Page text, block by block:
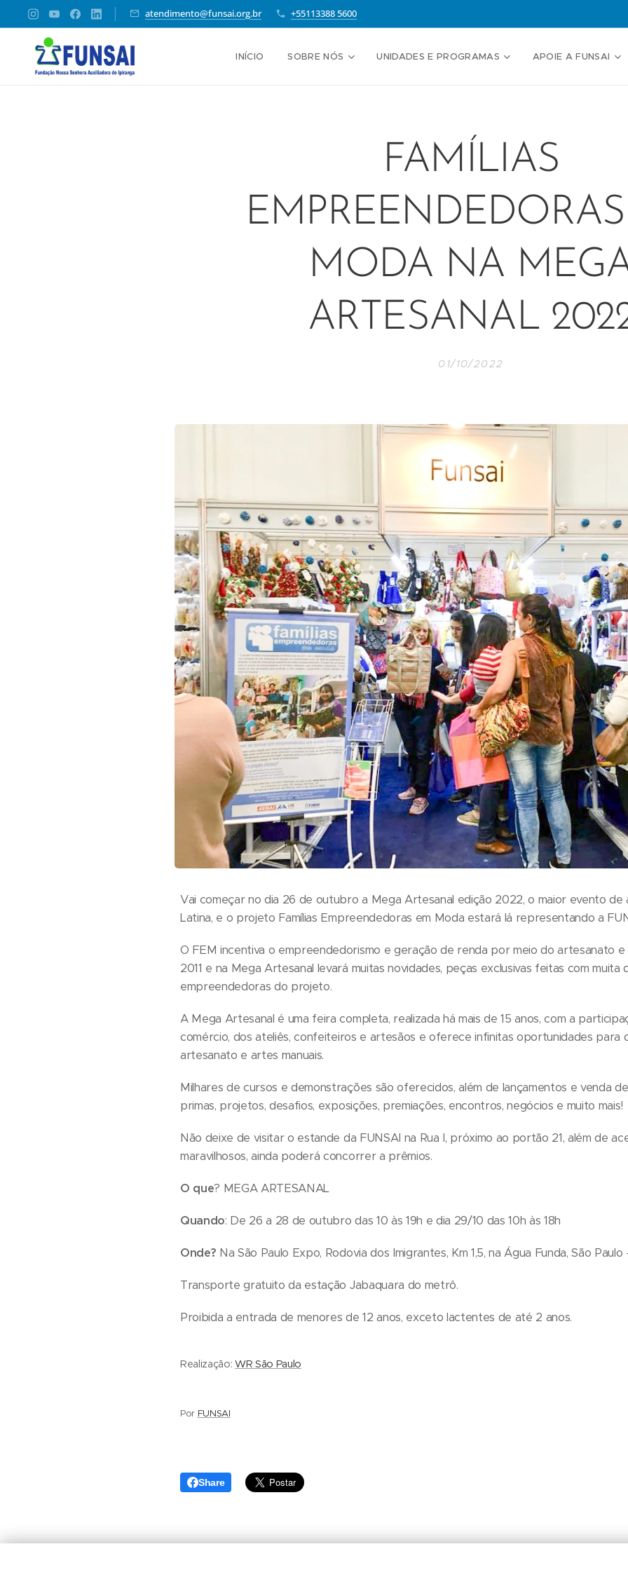
atendimento@funsai.org.br +55113388 5600
INÍCIO SOBRE NÓS UNIDADES E PROGRAMAS APOIE A FUNSAI
FAMÍLIAS
MODA NA
ARTESANAL
01/10/2022
Vai começar no dia 26 de outubro a Mega Artesanal edição 2022, o maior evento
Latina, e o projeto Famílias Empreendedoras em Moda estará lá representando a
O FEM incentiva o empreendedorismo e geração de renda por meio do artesanato
2011 e na Mega Artesanal levará muitas novidades, peças exclusivas feitas com
empreendedoras do projeto.
A Mega Artesanal é uma feira completa, realizada há mais de 15 anos, com a
comércio, dos ateliês, confeiteiros e artesãos e oferece infinitas oportunidades para
artesanato e artes manuais.
Milhares de cursos e demonstrações são oferecidos, além de lançamentos e venda
primas, projetos, desafios, exposições, premiações, encontros, negócios e muito mais!
Não deixe de visitar o estande da FUNSAI na Rua I, próximo ao portão 21, além de
maravilhosos, ainda poderá concorrer a prêmios.
O que? MEGA ARTESANAL
Quando: De 26 a 28 de outubro das 10 às 19h e dia 29/10 das 10h às 18h
Onde? Na São Paulo Expo, Rodovia dos Imigrantes, Km 1,5, na Água Funda, São Paulo
Transporte gratuito da estação Jabaquara do metrô.
Proibida a entrada de menores de 12 anos, exceto lactentes de até 2 anos.
Realização:WR São Paulo
Por FUNSAI
Share